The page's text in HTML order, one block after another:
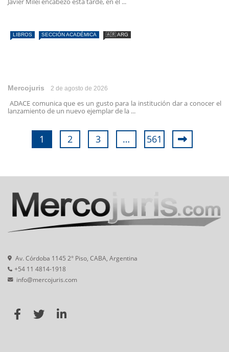
LIBROS SECCIÓN ACADÉMICA 🇦🇷 ARG
Mercojuris 2 de agosto de 2026
ADACE comunica que es un gusto para la institución dar a conocer el
lanzamiento de un nuevo ejemplar de la ...
1 2 3 … 561
Av. Córdoba 1145 2° Piso, CABA, Argentina
+54 11 4814-1918
info@mercojuris.com